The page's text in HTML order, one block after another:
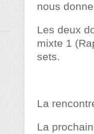
nous
Les deux
mixte 1
sets.
La
La